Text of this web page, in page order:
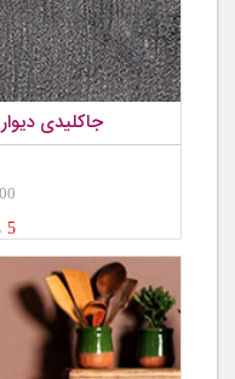
جاکلیدی
5 میلیون تومان